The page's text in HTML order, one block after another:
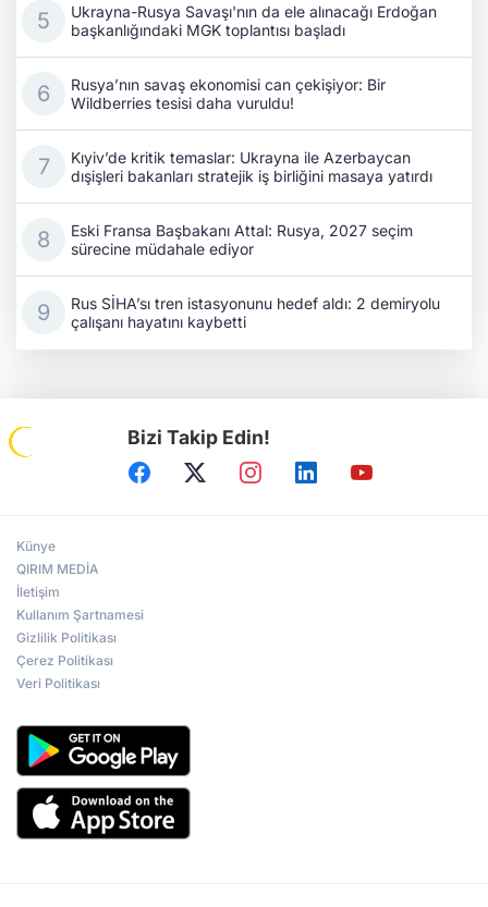
Ukrayna-Rusya Savaşı'nın da ele alınacağı Erdoğan
başkanlığındaki MGK toplantısı başladı
Rusya’nın savaş ekonomisi can çekişiyor: Bir
Wildberries tesisi daha vuruldu!
Kıyiv’de kritik temaslar: Ukrayna ile Azerbaycan
dışişleri bakanları stratejik iş birliğini masaya yatırdı
Eski Fransa Başbakanı Attal: Rusya, 2027 seçim
sürecine müdahale ediyor
Rus SİHA’sı tren istasyonunu hedef aldı: 2 demiryolu
çalışanı hayatını kaybetti
Bizi Takip Edin!
Künye
QIRIM MEDİA
İletişim
Kullanım Şartnamesi
Gizlilik Politikası
Çerez Politikası
Veri Politikası